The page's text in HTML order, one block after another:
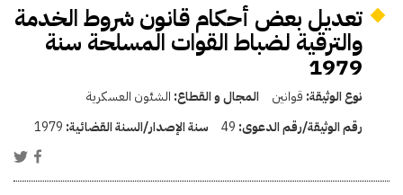
تعديل بعض أحكام قانون شروط الخدمة
والترقية لضباط القوات المسلحة سنة
1979
نوع الوثيقة: قوانين المجال و القطاع: الشئون العسكرية
رقم الوثيقة/رقم الدعوى: 49 سنة الإصدار/السنة القضائية: 1979